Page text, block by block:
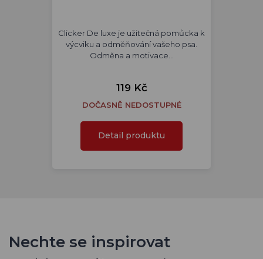
Clicker De luxe je užitečná pomůcka k
výcviku a odměňování vašeho psa.
Odměna a motivace…
119 Kč
DOČASNĚ NEDOSTUPNÉ
Detail produktu
Nechte se inspirovat